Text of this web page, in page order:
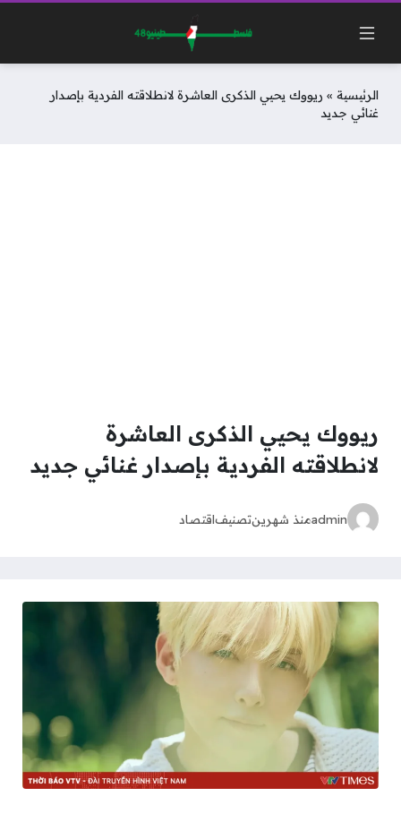
الرئيسية » ريووك يحيي الذكرى العاشرة لانطلاقته الفردية بإصدار
غنائي جديد
ريووك يحيي الذكرى العاشرة
لانطلاقته الفردية بإصدار غنائي جديد
adminمنذ شهرينتصنيفاقتصاد